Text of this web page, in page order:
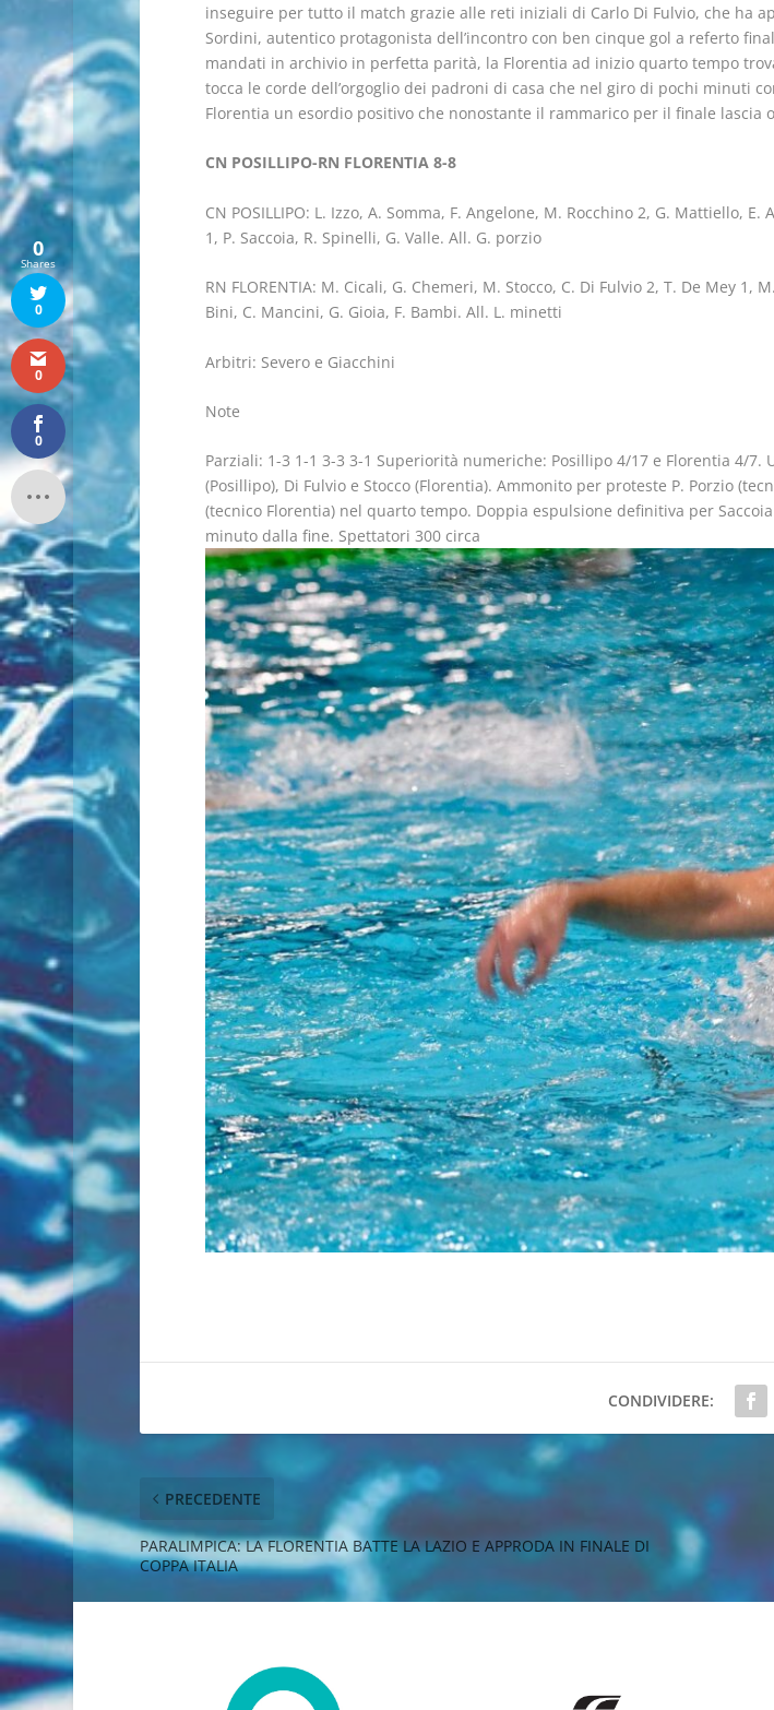
inseguire per tutto il match grazie alle reti iniziali di Carlo Di Fulvio, che ha
Sordini, autentico protagonista dell’incontro con ben cinque gol a referto
mandati in archivio in perfetta parità, la Florentia ad inizio quarto tempo
tocca le corde dell’orgoglio dei padroni di casa che nel giro di pochi minuti
Florentia un esordio positivo che nonostante il rammarico per il finale
CN POSILLIPO-RN FLORENTIA 8-8
CN POSILLIPO: L. Izzo, A. Somma, F. Angelone, M. Rocchino 2, G. Mattiello,
1, P. Saccoia, R. Spinelli, G. Valle. All. G. porzio
RN FLORENTIA: M. Cicali, G. Chemeri, M. Stocco, C. Di Fulvio 2, T. De Mey
Bini, C. Mancini, G. Gioia, F. Bambi. All. L. minetti
Arbitri: Severo e Giacchini
Note
Parziali: 1-3 1-1 3-3 3-1 Superiorità numeriche: Posillipo 4/17 e Florentia 4/
(Posillipo), Di Fulvio e Stocco (Florentia). Ammonito per proteste P. Porzio
(tecnico Florentia) nel quarto tempo. Doppia espulsione definitiva per
minuto dalla fine. Spettatori 300 circa
CONDIVIDERE:
PRECEDENTE
PARALIMPICA: LA FLORENTIA BATTE LA LAZIO E APPRODA IN FINALE DI
COPPA ITALIA
0
Shares
0
0
0